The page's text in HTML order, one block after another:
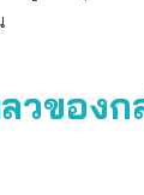
วของก